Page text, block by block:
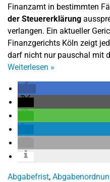
Finanzamt in bestimmten
der Steuererklärung
verlangen. Ein aktueller
Finanzgerichts Köln zeigt
darf nicht nur pauschal mit
Weiterlesen »
Abgabefrist,